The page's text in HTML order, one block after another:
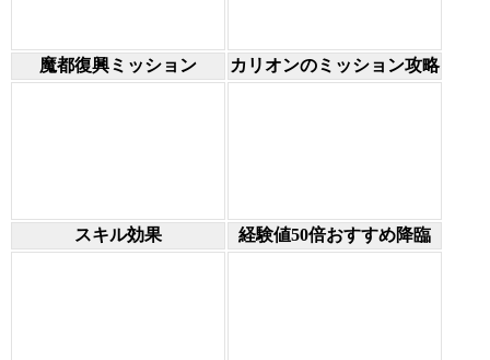
魔都復興ミッション カリオンのミッション攻略
スキル効果 経験値50倍おすすめ降臨